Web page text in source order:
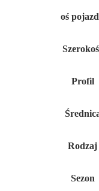
oś
Profil
Rodzaj
Sezon